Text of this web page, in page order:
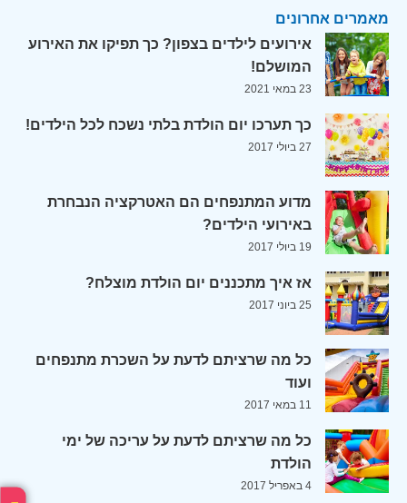
מאמרים אחרונים
אירועים לילדים בצפון? כך תפיקו את האירוע
המושלם!
23 במאי 2021
כך תערכו יום הולדת בלתי נשכח לכל הילדים!
27 ביולי 2017
מדוע המתנפחים הם האטרקציה הנבחרת
באירועי הילדים?
19 ביולי 2017
אז איך מתכננים יום הולדת מוצלח?
25 ביוני 2017
כל מה שרציתם לדעת על השכרת מתנפחים
ועוד
11 במאי 2017
כל מה שרציתם לדעת על עריכה של ימי
הולדת
4 באפריל 2017